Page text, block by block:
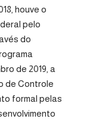
houve o
pelo
do
de 2019, a
de Controle
formal pelas